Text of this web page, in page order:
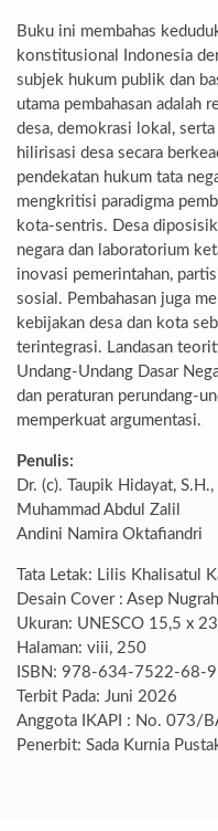
Buku ini membahas
konstitusional Indonesia
subjek hukum publik dan
utama pembahasan adalah
desa, demokrasi lokal,
hilirisasi desa secara
pendekatan hukum tata
mengkritisi paradigma
kota-sentris. Desa
negara dan laboratorium
inovasi pemerintahan,
sosial. Pembahasan juga
kebijakan desa dan kota
terintegrasi. Landasan
Undang-Undang Dasar
dan peraturan perundang-
memperkuat argumentasi.
Penulis:
Dr. (c). Taupik Hidayat,
Muhammad Abdul Zalil
Andini Namira Oktafiandri
Tata Letak: Lilis Khalisatul
Desain Cover : Asep
Ukuran: UNESCO 15,5 x
Halaman: viii, 250
ISBN: 978-634-7522-68-9
Terbit Pada: Juni 2026
Anggota IKAPI : No. 073/
Penerbit: Sada Kurnia